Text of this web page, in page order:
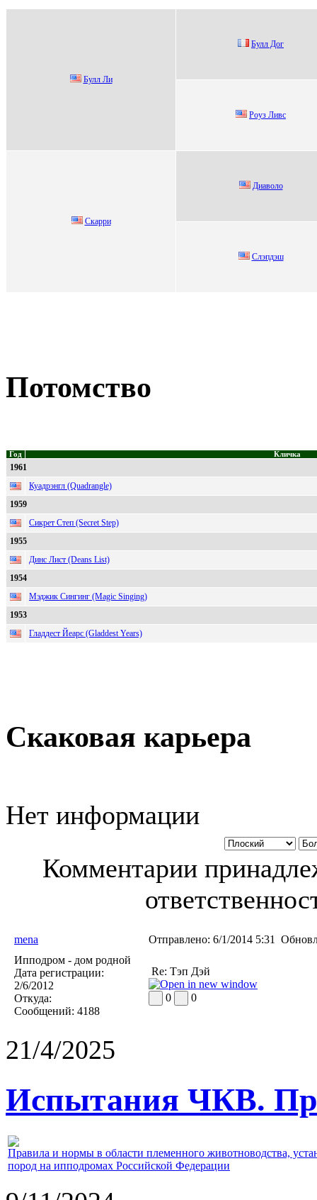
Булл Ли
Булл Дoг
Рoуз Ливc
Cкарри
Диавoлo
Слэпдэш
Потомство
Год Кличка
1961
Куадрэнгл (Quadrangle)
1959
Сикрет Степ (Secret Step)
1955
Динс Лист (Deans List)
1954
Мэджик Сингинг (Magic Singing)
1953
Гладдест Йеарс (Gladdest Years)
Скаковая карьера
Нет информации
Комментарии
mena Отправлено: 6/1/2014 5:31
Ипподром - дом родной
Дата регистрации:
2/6/2012
Откуда:
Сообщений: 4188
Re: Тэп Дэй
0 0
21/4/2025
Испытания ЧКВ.
Правила и нормы в области племенного животноводства,
пород на ипподромах Российской Федерации